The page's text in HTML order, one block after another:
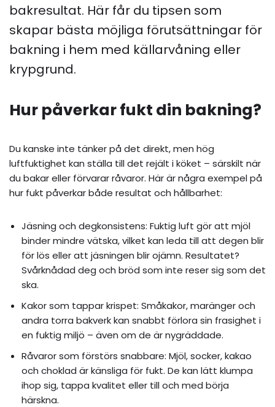
bakresultat. Här får du tipsen som
skapar bästa möjliga förutsättningar för
bakning i hem med källarvåning eller
krypgrund.
Hur påverkar fukt din bakning?
Du kanske inte tänker på det direkt, men hög
luftfuktighet kan ställa till det rejält i köket – särskilt när
du bakar eller förvarar råvaror. Här är några exempel på
hur fukt påverkar både resultat och hållbarhet:
Jäsning och degkonsistens: Fuktig luft gör att mjöl
binder mindre vätska, vilket kan leda till att degen blir
för lös eller att jäsningen blir ojämn. Resultatet?
Svårknådad deg och bröd som inte reser sig som det
ska.
Kakor som tappar krispet: Småkakor, maränger och
andra torra bakverk kan snabbt förlora sin frasighet i
en fuktig miljö – även om de är nygräddade.
Råvaror som förstörs snabbare: Mjöl, socker, kakao
och choklad är känsliga för fukt. De kan lätt klumpa
ihop sig, tappa kvalitet eller till och med börja
härskna.